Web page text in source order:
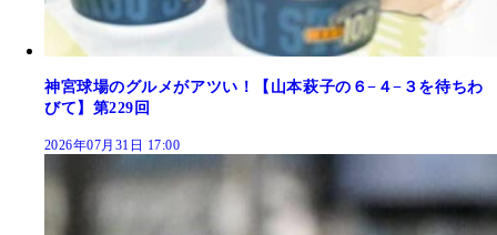
神宮球場のグルメがアツい！【山本萩子の６−４−３を待ちわ
びて】第229回
2026年07月31日 17:00